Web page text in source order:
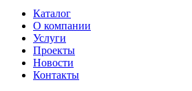
Каталог
О компании
Услуги
Проекты
Новости
Контакты